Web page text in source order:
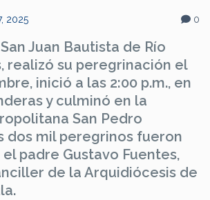
2025 0
Juan Bautista de Río
realizó su peregrinación el
inició a las 2:00 p.m., en
y culminó en la
San Pedro
dos mil peregrinos fueron
padre Gustavo Fuentes,
de la Arquidiócesis de